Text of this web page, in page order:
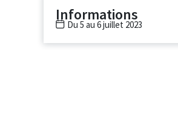
Informations
Du 5 au 6 juillet 2023